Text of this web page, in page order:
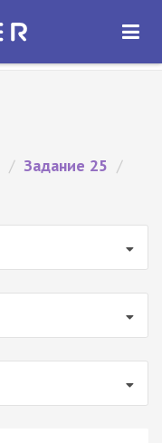
ОТКРЫТЬ
/ Задание 25 /